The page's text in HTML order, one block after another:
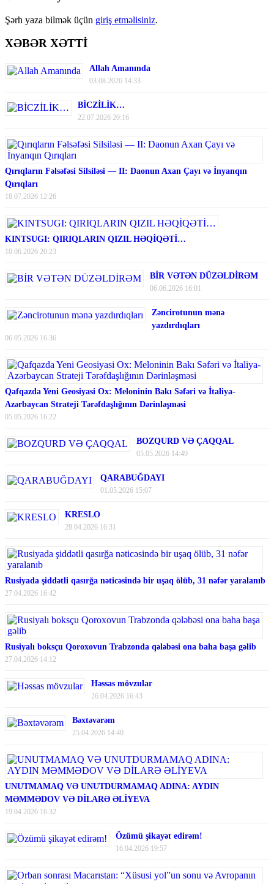
Şərh yaza bilmək üçün giriş etməlisiniz.
XƏBƏR XƏTTİ
Allah Amanında
03.08.2026 14:33
BİCZİLİK…
22.07.2026 20:16
Qırıqların Fəlsəfəsi Silsiləsi — II: Daonun Axan Çayı və İnyanqın
Qırıqları
18.07.2026 12:26
KINTSUGI: QIRIQLARIN QIZIL HƏQİQƏTİ…
10.06.2026 20:23
BİR VƏTƏN DÜZƏLDİRƏM
06.06.2026 16:01
Zəncirotunun mənə
yazdırdıqları
06.05.2026 16:36
Qafqazda Yeni Geosiyasi Ox: Meloninin Bakı Səfəri və İtaliya-
Azərbaycan Strateji Tərəfdaşlığının Dərinləşməsi
05.05.2026 16:22
BOZQURD VƏ ÇAQQAL
05.05.2026 14:49
QARABUĞDAYI
01.05.2026 15:07
KRESLO
28.04.2026 16:31
Rusiyada şiddətli qasırğa nəticəsində bir uşaq ölüb, 31 nəfər yaralanıb
27.04.2026 16:42
Rusiyalı boksçu Qoroxovun Trabzonda qələbəsi ona baha başa gəlib
27.04.2026 14:12
Həssas mövzular
26.04.2026 16:43
Bəxtəvərəm
25.04.2026 14:40
UNUTMAMAQ VƏ UNUTDURMAMAQ ADINA: AYDIN
MƏMMƏDOV VƏ DİLARƏ ƏLİYEVA
19.04.2026 16:32
Özümü şikayət edirəm!
16.04.2026 19:57